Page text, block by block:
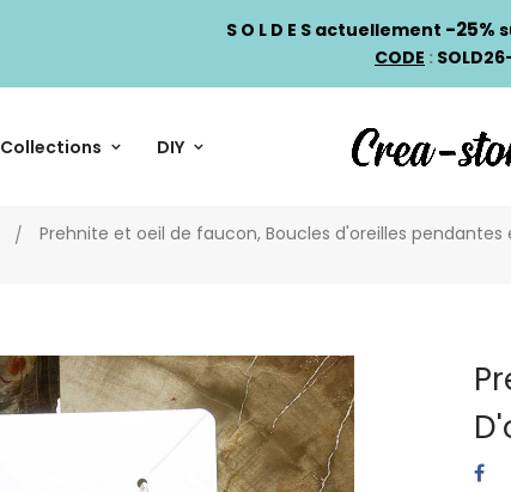
S O L D E S actuellement -25%
CODE :
Collections DIY
Prehnite et oeil de faucon, Boucles d'oreilles pendantes